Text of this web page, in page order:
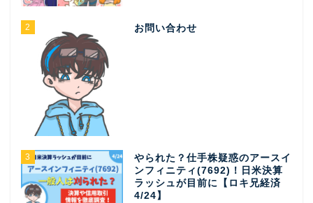
2 お問い合わせ
3
やられた？仕手株疑惑のアースイ
ンフィニティ(7692)！日米決算
ラッシュが目前に【ロキ兄経済
4/24】